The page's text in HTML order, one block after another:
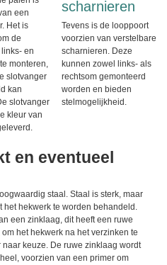
een
Het is
de
en
monteren,
slotvanger
kan
slotvanger
kleur van
scharnieren
Tevens is de looppoort
voorzien van verstelbare
scharnieren. Deze
kunnen zowel links- als
rechtsom gemonteerd
worden en bieden
stelmogelijkheid.
en eventueel
staal. Staal is sterk, maar
het hekwerk te worden behandeld.
een zinklaag, dit heeft een ruwe
het hekwerk na het verzinken te
keuze. De ruwe zinklaag wordt
voorzien van een primer om